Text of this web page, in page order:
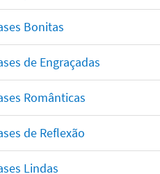
Bonitas
de Engraçadas
Românticas
de Reflexão
Lindas